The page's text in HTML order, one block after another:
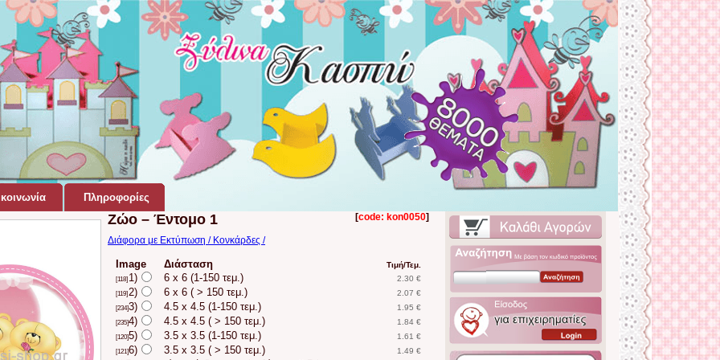
Πληροφορίες
[code: kon0050]
Ζώο – Έντομο 1
Διάφορα με Εκτύπωση / Κονκάρδες /
Image Διάσταση Τιμή/Τεμ.
[118] 1) 6 x 6 (1-150 τεμ.) 2.30 €
[119] 2) 6 x 6 ( > 150 τεμ.) 2.07 €
[234]3) 4.5 x 4.5 (1-150 τεμ.) 1.95 €
[235]4) 4.5 x 4.5 ( > 150 τεμ.) 1.84 €
[120]5) 3.5 x 3.5 (1-150 τεμ.) 1.61 €
[121]6) 3.5 x 3.5 ( > 150 τεμ.)
1.49 €